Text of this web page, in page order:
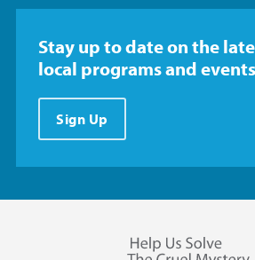
Stay up to date on the
local programs and
Sign Up